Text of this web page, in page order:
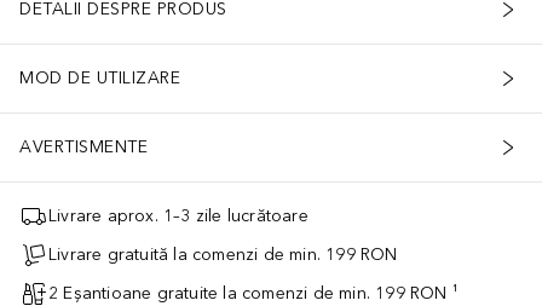
DETALII DESPRE PRODUS
MOD DE UTILIZARE
AVERTISMENTE
Livrare aprox. 1–3 zile lucrătoare
Livrare gratuită la comenzi de min. 199 RON
2 Eșantioane gratuite la comenzi de min. 199 RON ¹